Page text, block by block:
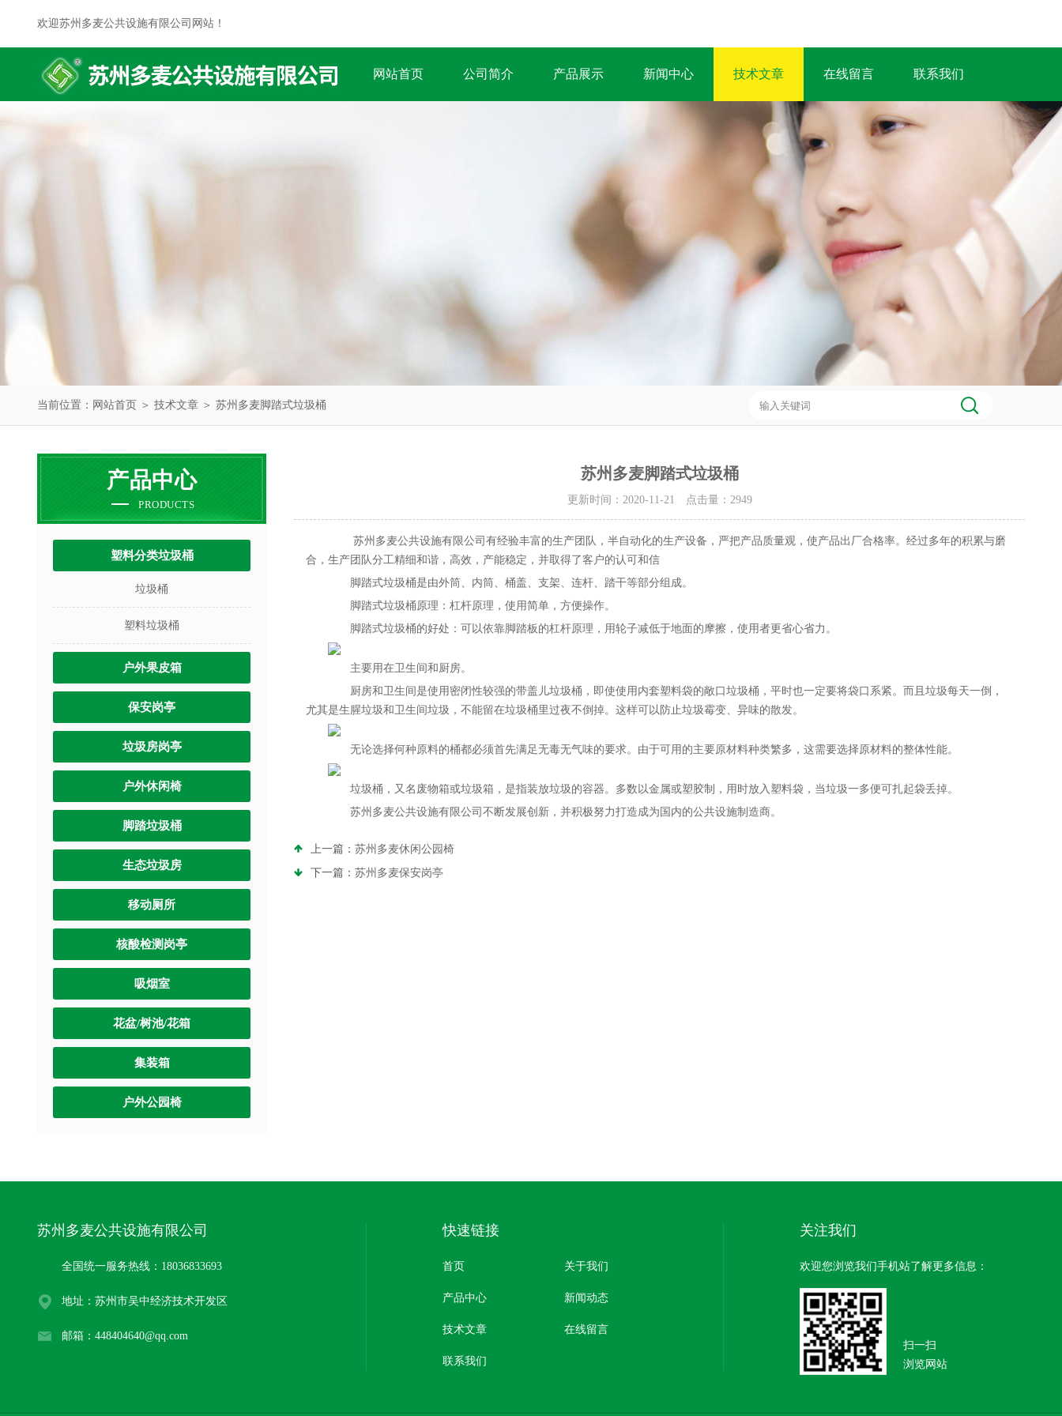
欢迎苏州多麦公共设施有限公司网站！
网站首页 公司简介 产品展示 新闻中心 技术文章 在线留言 联系我们
当前位置： 网站首页 ＞ 技术文章 ＞ 苏州多麦脚踏式垃圾桶
产品中心
PRODUCTS
塑料分类垃圾桶
垃圾桶
塑料垃圾桶
户外果皮箱
保安岗亭
垃圾房岗亭
户外休闲椅
脚踏垃圾桶
生态垃圾房
移动厕所
核酸检测岗亭
吸烟室
花盆/树池/花箱
集装箱
户外公园椅
苏州多麦脚踏式垃圾桶
更新时间：2020-11-21 点击量： 2949
苏州多麦公共设施有限公司有经验丰富的生产团队，半自动化的生产设备，严把产品质量观，使产品出厂合格率。经过多年的积累与磨
合，生产团队分工精细和谐，高效，产能稳定，并取得了客户的认可和信
脚踏式垃圾桶是由外筒、内筒、桶盖、支架、连杆、踏干等部分组成。
脚踏式垃圾桶原理：杠杆原理，使用简单，方便操作。
脚踏式垃圾桶的好处：可以依靠脚踏板的杠杆原理，用轮子减低于地面的摩擦，使用者更省心省力。
主要用在卫生间和厨房。
厨房和卫生间是使用密闭性较强的带盖儿垃圾桶，即使使用内套塑料袋的敞口垃圾桶，平时也一定要将袋口系紧。而且垃圾每天一倒，
尤其是生腥垃圾和卫生间垃圾，不能留在垃圾桶里过夜不倒掉。这样可以防止垃圾霉变、异味的散发。
无论选择何种原料的桶都必须首先满足无毒无气味的要求。由于可用的主要原材料种类繁多，这需要选择原材料的整体性能。
垃圾桶，又名废物箱或垃圾箱，是指装放垃圾的容器。多数以金属或塑胶制，用时放入塑料袋，当垃圾一多便可扎起袋丢掉。
苏州多麦公共设施有限公司不断发展创新，并积极努力打造成为国内的公共设施制造商。
上一篇： 苏州多麦休闲公园椅
下一篇： 苏州多麦保安岗亭
苏州多麦公共设施有限公司
全国统一服务热线：18036833693
地址：苏州市吴中经济技术开发区
邮箱：448404640@qq.com
快速链接
首页 关于我们
产品中心 新闻动态
技术文章 在线留言
联系我们
关注我们
欢迎您浏览我们手机站了解更多信息：
扫一扫
浏览网站